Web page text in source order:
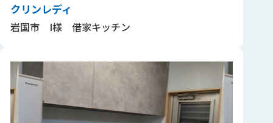
クリンレディ
岩国市 I様 借家キッチン